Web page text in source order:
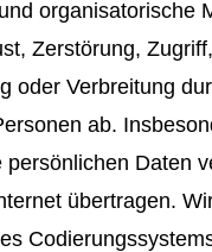
organisatorische
Zerstörung, Zugriff,
oder Verbreitung
ab.
persönlichen Daten
übertragen.